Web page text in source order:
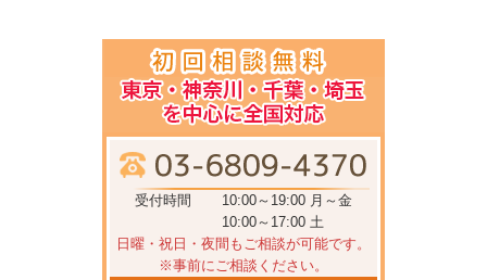
受付時間
10:00～19:00 月～金
10:00～17:00 土
日曜・祝日・夜間もご相談が可能です。
※事前にご相談ください。